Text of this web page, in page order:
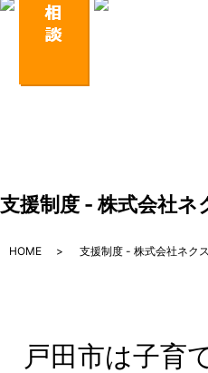
支援制度 - 株式会社
HOME 支援制度 - 株式会社ネク
戸田市は子育